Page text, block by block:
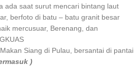
ada saat surut mencari bintang laut
berfoto di batu – batu granit besar
mercusuar, Berenang, dan
Siang di Pulau, bersantai di pantai
)